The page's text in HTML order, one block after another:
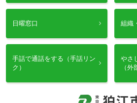
日曜窓口 組織
手話で通話をする（手話リン
ク）
やさ
（外